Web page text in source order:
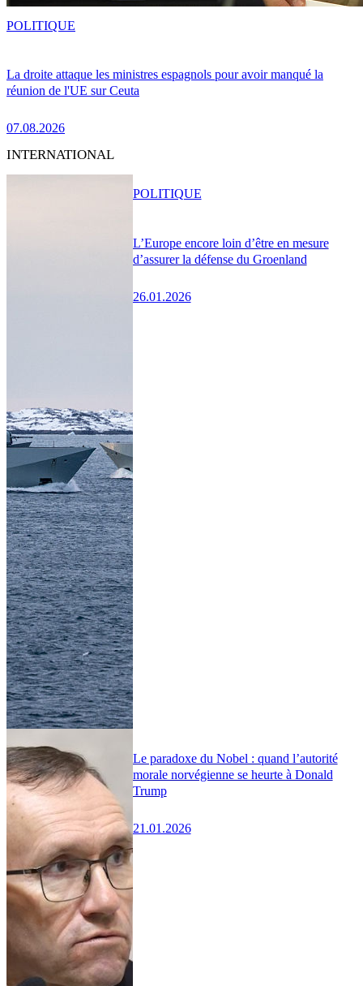
La droite attaque les ministres espagnols pour avoir manqué la
réunion de l'UE sur Ceuta
07.08.2026
POLITIQUE
INTERNATIONAL
L’Europe encore loin d’être en mesure
d’assurer la défense du Groenland
26.01.2026
POLITIQUE
Le paradoxe du Nobel : quand l’autorité
morale norvégienne se heurte à Donald
Trump
21.01.2026